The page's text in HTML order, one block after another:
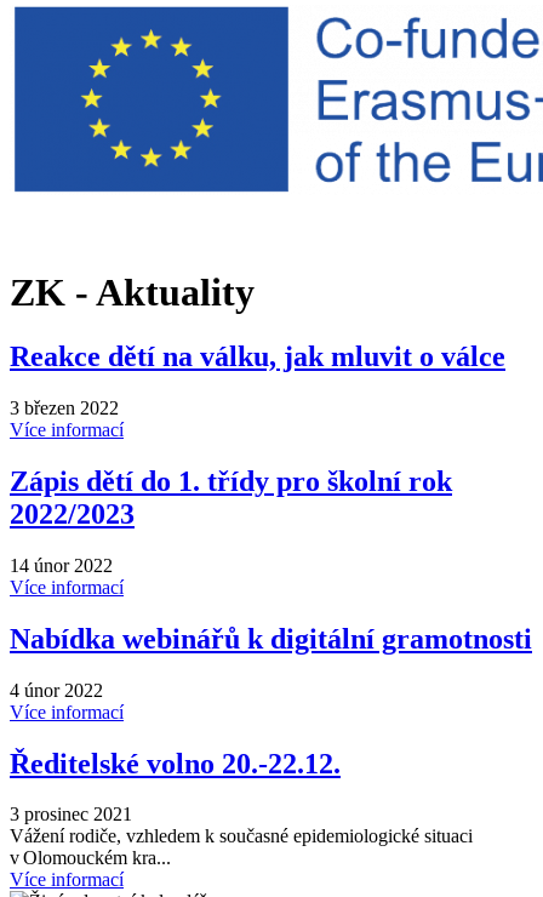
ZK - Aktuality
Reakce dětí na válku, jak mluvit o válce
3 březen 2022
Více informací
Zápis dětí do 1. třídy pro školní rok
2022/2023
14 únor 2022
Více informací
Nabídka webinářů k digitální gramotnosti
4 únor 2022
Více informací
Ředitelské volno 20.-22.12.
3 prosinec 2021
Vážení rodiče, vzhledem k současné epidemiologické situaci
v Olomouckém kra...
Více informací